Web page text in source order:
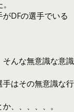
DFの選手でいる
んな無意識な意識
はその無意識な行
、、、、、。